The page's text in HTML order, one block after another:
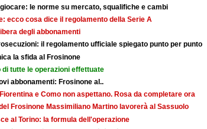
le norme su mercato, squalifiche e cambi
ecco cosa dice il regolamento della Serie A
degli abbonamenti
il regolamento ufficiale spiegato punto per punto
la sfida al Frosinone
di tutte le operazioni effettuate
abbonamenti: Frosinone al..
e Como non aspettano. Rosa da completare ora
Frosinone Massimiliano Martino lavorerà al Sassuolo
al Torino: la formula dell'operazione